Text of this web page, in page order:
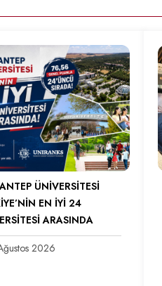
ÜNİVERSİTESİ
EN İYİ 24
ARASINDA
2026